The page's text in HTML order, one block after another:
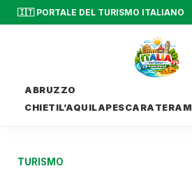
🇮🇹 PORTALE DEL TURISMO ITALIANO
ABRUZZO
CHIETIL’AQUILAPESCARA
TURISMO